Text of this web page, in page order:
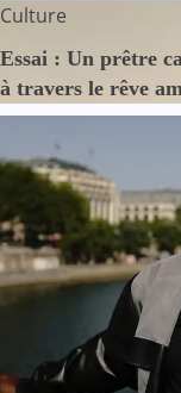
Culture
Essai : Un prêtre
à travers le rêve